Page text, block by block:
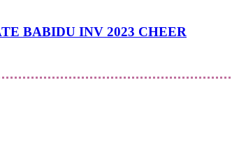
BABIDU INV 2023 CHEER